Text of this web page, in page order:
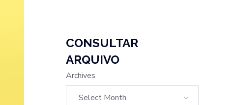
CONSULTAR
ARQUIVO
Archives